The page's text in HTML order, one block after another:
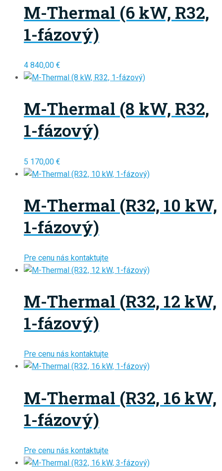
M-Thermal (6 kW, R32,
1-fázový)
4 840,00 €
M-Thermal (8 kW, R32,
1-fázový)
5 170,00 €
M-Thermal (R32, 10 kW,
1-fázový)
Pre cenu nás kontaktujte
M-Thermal (R32, 12 kW,
1-fázový)
Pre cenu nás kontaktujte
M-Thermal (R32, 16 kW,
1-fázový)
Pre cenu nás kontaktujte